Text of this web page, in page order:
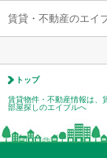
賃貸・不動産のエイ
トップ
賃貸物件・不動産情報は、
部屋探しのエイブルへ